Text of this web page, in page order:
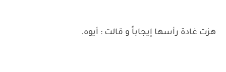
هزت غادة رأسها إيجاباً و قالت : أيوه.